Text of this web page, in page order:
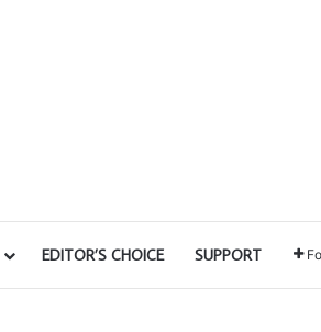
EDITOR’S CHOICE SUPPORT